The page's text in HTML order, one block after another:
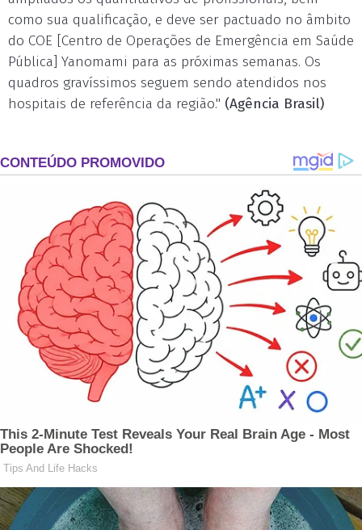
como sua qualificação, e deve ser pactuado no âmbito
do COE [Centro de Operações de Emergência em Saúde
Pública] Yanomami para as próximas semanas. Os
quadros gravíssimos seguem sendo atendidos nos
hospitais de referência da região." (Agência Brasil)